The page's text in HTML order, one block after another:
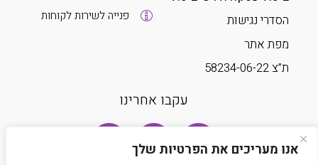
אנו מעריכים את הפרטיות שלך
הסדרי נגישות
מפת אתר
ת”צ 58234-06-22
פנייה לשירות לקוחות
עקבו אחרינו